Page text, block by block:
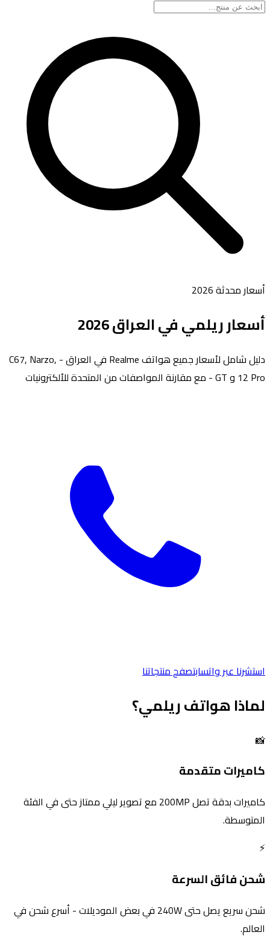
أسعار محدثة 2026
أسعارريلميفي العراق 2026
دليل شامل لأسعار جميع هواتف Realme في العراق - C67, Narzo,
12 Pro و GT - مع مقارنة المواصفات من المتحدة للألكترونيات
استشرنا عبر واتسابتصفح منتجاتنا
لماذا هواتف ريلمي؟
📸
كاميرات متقدمة
كاميرات بدقة تصل 200MP مع تصوير ليلي ممتاز حتى في الفئة
المتوسطة.
⚡
شحن فائق السرعة
شحن سريع يصل حتى 240W في بعض الموديلات - أسرع شحن في
العالم.